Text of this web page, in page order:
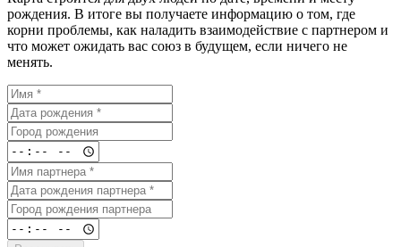
рождения. В итоге вы получаете информацию о том, где
корни проблемы, как наладить взаимодействие с партнером и
что может ожидать вас союз в будущем, если ничего не
менять.